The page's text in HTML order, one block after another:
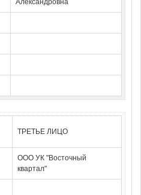
Александровна
ТРЕТЬЕ ЛИЦО
ООО УК "Восточный
квартал"